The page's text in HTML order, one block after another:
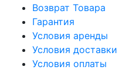
Возврат Товара
Гарантия
Условия аренды
Условия доставки
Условия оплаты